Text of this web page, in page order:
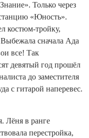
Только через
«Юность».
костюм‑тройку,
сначала Ада
все! Так
девятый год прошёл
до заместителя
с гитарой наперевес.
Лёня в ранге
перестройка,